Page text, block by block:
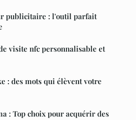
publicitaire : l'outil parfait
visite nfc personnalisable et
: des mots qui élèvent votre
: Top choix pour acquérir des